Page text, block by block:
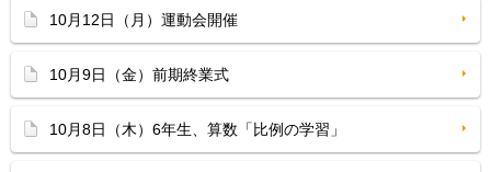
10月12日（月）運動会開催
10月9日（金）前期終業式
10月8日（木）6年生、算数「比例の学習」